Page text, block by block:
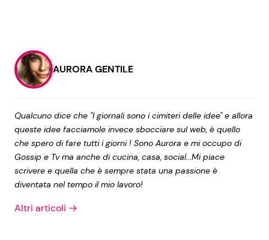
AURORA GENTILE
Qualcuno dice che "I giornali sono i cimiteri delle idee" e allora
queste idee facciamole invece sbocciare sul web, è quello
che spero di fare tutti i giorni ! Sono Aurora e mi occupo di
Gossip e Tv ma anche di cucina, casa, social...Mi piace
scrivere e quella che è sempre stata una passione è
diventata nel tempo il mio lavoro!
Altri articoli →